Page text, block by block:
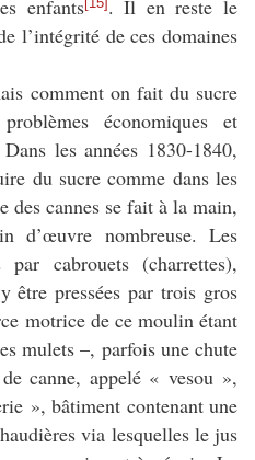
enfants
. Il en reste le
l’intégrité de ces domaines
comment on fait du sucre
économiques et
les années 1830-1840,
du sucre comme dans les
des cannes se fait à la main,
d’œuvre nombreuse. Les
par cabrouets (charrettes),
pressées par trois gros
motrice de ce moulin étant
mulets –, parfois une chute
canne, appelé « vesou »,
», bâtiment contenant une
via lesquelles le jus